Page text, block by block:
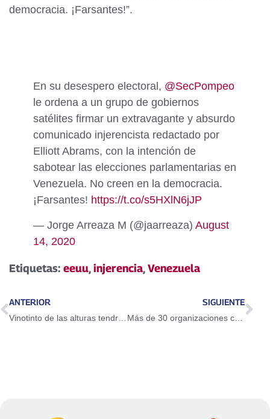
democracia. ¡Farsantes!”.
En su desespero electoral, @SecPompeo
le ordena a un grupo de gobiernos
satélites firmar un extravagante y absurdo
comunicado injerencista redactado por
Elliott Abrams, con la intención de
sabotear las elecciones parlamentarias en
Venezuela. No creen en la democracia.
¡Farsantes! https://t.co/s5HXlN6jJP
— Jorge Arreaza M (@jaarreaza) August
14, 2020
Etiquetas: eeuu,injerencia,Venezuela
ANTERIOR SIGUIENTE
Más de 30 organizaciones con fines políticos participan en Auditoría al Registro Electoral de cara al 6D